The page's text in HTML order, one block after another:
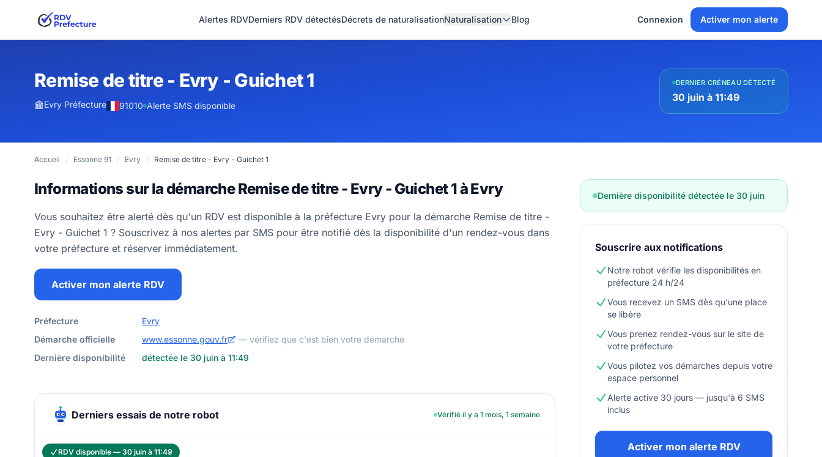
Alertes RDVDerniers RDV détectésDécrets de naturalisationNaturalisation Blog Connexion Activer mon alerte
Remise de titre - Evry - Guichet 1
Evry Préfecture 91010 Alerte SMS disponible
DERNIER CRÉNEAU DÉTECTÉ
30 juin à 11:49
Accueil / Essonne 91 / Evry / Remise de titre - Evry - Guichet 1
Informations sur la démarche Remise de titre - Evry - Guichet 1 à Evry
Vous souhaitez être alerté dès qu'un RDV est disponible à la préfecture Evry pour la démarche Remise de titre -
Evry - Guichet 1 ? Souscrivez à nos alertes par SMS pour être notifié dès la disponibilité d'un rendez-vous dans
votre préfecture et réserver immédiatement.
Activer mon alerte RDV
Préfecture
Evry
Démarche officielle
www.essonne.gouv.fr
— vérifiez que c'est bien votre démarche
Dernière disponibilité
détectée le 30 juin à 11:49
Derniers essais de notre robot Vérifié il y a 1 mois, 1 semaine
RDV disponible — 30 juin à 11:49
Dernière disponibilité détectée le 30 juin
Souscrire aux notifications
Notre robot vérifie les disponibilités en
préfecture 24 h/24
Vous recevez un SMS dès qu'une place
se libère
Vous prenez rendez-vous sur le site de
votre préfecture
Vous pilotez vos démarches depuis votre
espace personnel
Alerte active 30 jours — jusqu'à 6 SMS
inclus
Activer mon alerte RDV